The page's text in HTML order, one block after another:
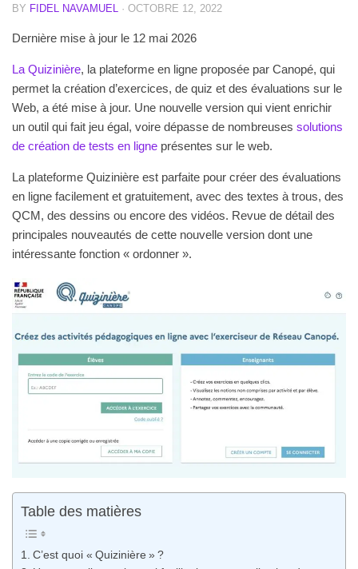
BY FIDEL NAVAMUEL · OCTOBRE 12, 2022
Dernière mise à jour le 12 mai 2026
La Quizinière, la plateforme en ligne proposée par Canopé, qui
permet la création d’exercices, de quiz et des évaluations sur le
Web, a été mise à jour. Une nouvelle version qui vient enrichir
un outil qui fait jeu égal, voire dépasse de nombreuses solutions
de création de tests en ligne présentes sur le web.
La plateforme Quizinière est parfaite pour créer des évaluations
en ligne facilement et gratuitement, avec des textes à trous, des
QCM, des dessins ou encore des vidéos. Revue de détail des
principales nouveautés de cette nouvelle version dont une
intéressante fonction « ordonner ».
Table des matières
C’est quoi « Quizinière » ?